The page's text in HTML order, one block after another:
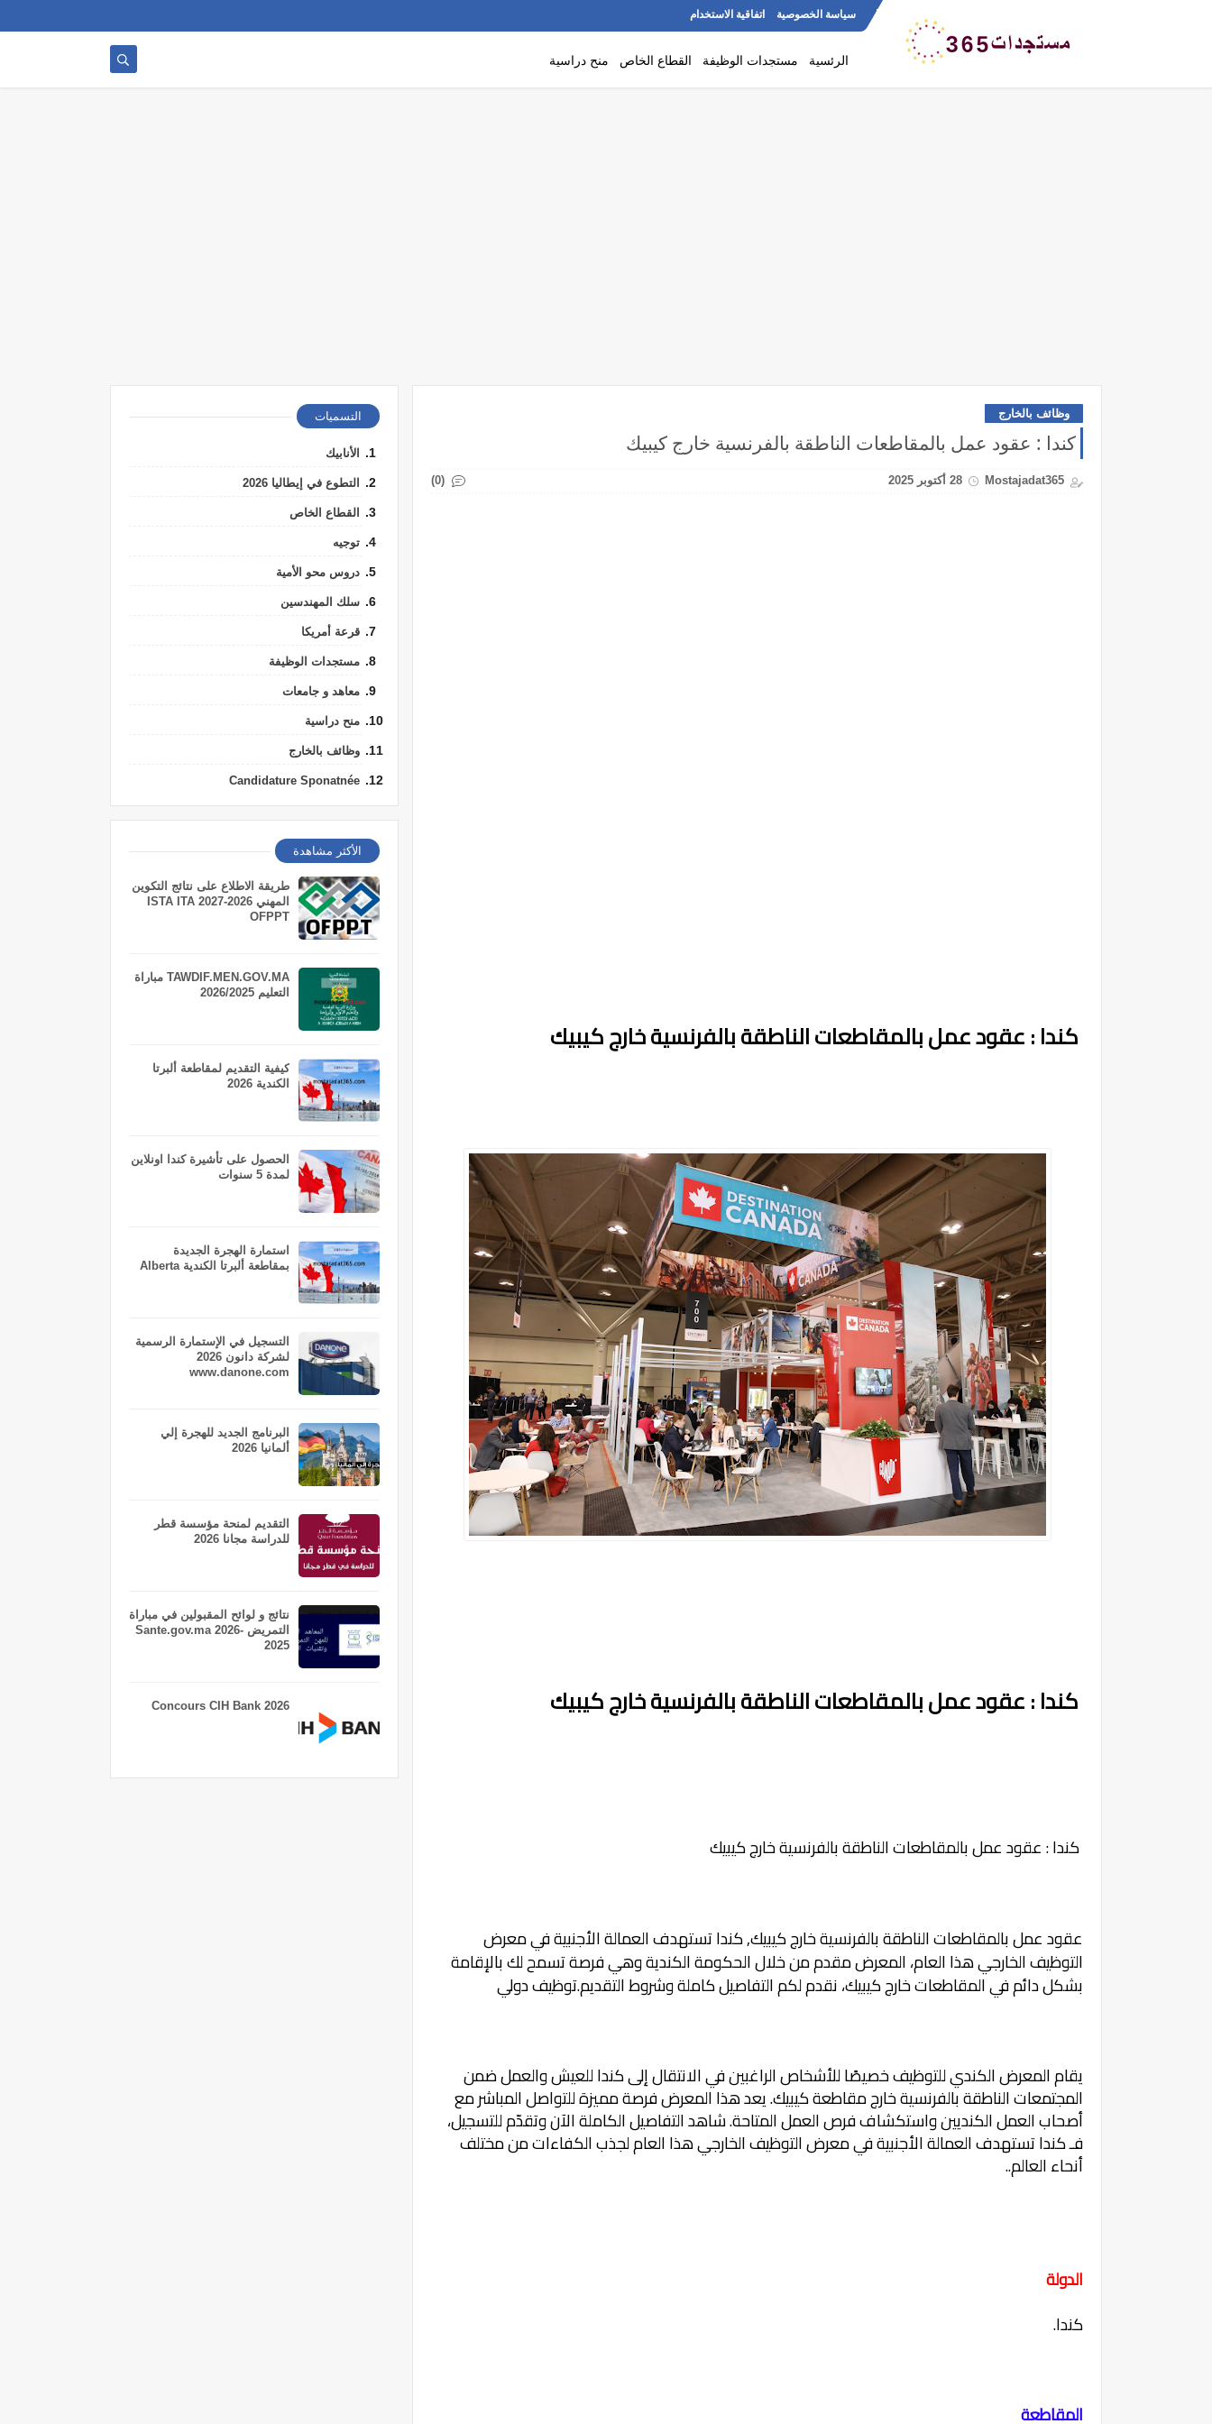
سياسة الخصوصية اتفاقية الاستخدام
الرئسية مستجدات الوظيفة القطاع الخاص منح دراسية
وظائف بالخارج
كندا : عقود عمل بالمقاطعات الناطقة بالفرنسية خارج كيبيك
Mostajadat365 28 أكتوبر 2025 (0)
كندا : عقود عمل بالمقاطعات الناطقة بالفرنسية خارج كيبيك
كندا : عقود عمل بالمقاطعات الناطقة بالفرنسية خارج كيبيك
كندا : عقود عمل بالمقاطعات الناطقة بالفرنسية خارج كيبيك
عقود عمل بالمقاطعات الناطقة بالفرنسية خارج كيبيك,كندا تستهدف العمالة الأجنبية في معرض
التوظيف الخارجي هذا العام، المعرض مقدم من خلال الحكومة الكندية وهي فرصة تسمح لك بالإقامة
بشكل دائم في المقاطعات خارج كيبيك، نقدم لكم التفاصيل كاملة وشروط التقديم.توظيف دولي
يقام المعرض الكندي للتوظيف خصيصًا للأشخاص الراغبين في الانتقال إلى كندا للعيش والعمل ضمن
المجتمعات الناطقة بالفرنسية خارج مقاطعة كيبيك. يعد هذا المعرض فرصة مميزة للتواصل المباشر مع
أصحاب العمل الكنديين واستكشاف فرص العمل المتاحة. شاهد التفاصيل الكاملة الآن وتقدّم للتسجيل،
فـ كندا تستهدف العمالة الأجنبية في معرض التوظيف الخارجي هذا العام لجذب الكفاءات من مختلف
أنحاء العالم..
الدولة
كندا.
المقاطعة
التسميات
الأنابيك
التطوع في إيطاليا 2026
القطاع الخاص
توجيه
دروس محو الأمية
سلك المهندسين
قرعة أمريكا
مستجدات الوظيفة
معاهد و جامعات
منح دراسية
وظائف بالخارج
Candidature Sponatnée
الأكثر مشاهدة
طريقة الاطلاع على نتائج التكوين
المهني 2026-2027 ISTA ITA
OFPPT
TAWDIF.MEN.GOV.MA مباراة
التعليم 2026/2025
كيفية التقديم لمقاطعة ألبرتا
الكندية 2026
الحصول على تأشيرة كندا اونلاين
لمدة 5 سنوات
استمارة الهجرة الجديدة
بمقاطعة ألبرتا الكندية Alberta
التسجيل في الإستمارة الرسمية
لشركة دانون 2026
www.danone.com
البرنامج الجديد للهجرة إلي
ألمانيا 2026
التقديم لمنحة مؤسسة قطر
للدراسة مجانا 2026
نتائج و لوائح المقبولين في مباراة
التمريض Sante.gov.ma 2026-
2025
Concours CIH Bank 2026